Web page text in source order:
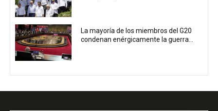
La mayoría de los miembros del G20
condenan enérgicamente la guerra...